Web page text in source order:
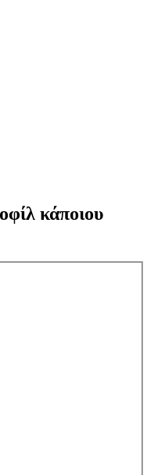
κάποιου